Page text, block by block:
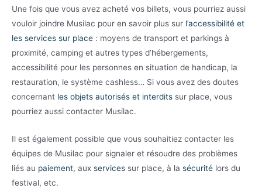
Une fois que vous avez acheté vos billets, vous pourriez aussi
vouloir joindre Musilac pour en savoir plus sur l’accessibilité et
les services sur place : moyens de transport et parkings à
proximité, camping et autres types d’hébergements,
accessibilité pour les personnes en situation de handicap, la
restauration, le système cashless… Si vous avez des doutes
concernant les objets autorisés et interdits sur place, vous
pourriez aussi contacter Musilac.
Il est également possible que vous souhaitiez contacter les
équipes de Musilac pour signaler et résoudre des problèmes
liés au paiement, aux services sur place, à la sécurité lors du
festival, etc.